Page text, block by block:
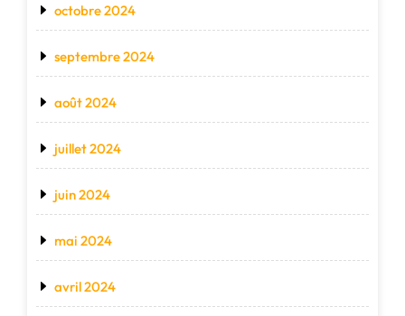
octobre 2024
septembre 2024
août 2024
juillet 2024
juin 2024
mai 2024
avril 2024